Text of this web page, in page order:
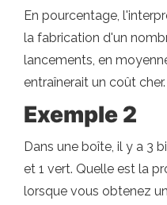
En pourcentage,
la fabrication d'un
lancements, en
entraînerait un coût cher.
Exemple 2
Dans une boîte, il y a 3
et 1 vert. Quelle est la
lorsque vous obtenez